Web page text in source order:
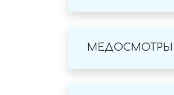
МЕДОСМОТРЫ